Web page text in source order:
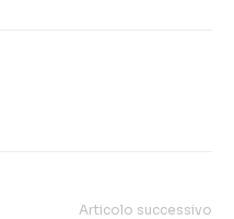
Articolo successivo